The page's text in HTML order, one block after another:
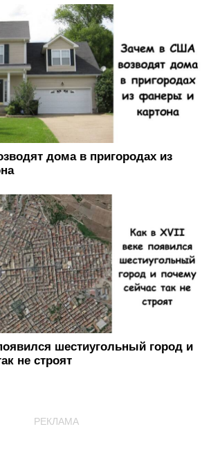
дома в пригородах из
шестиугольный город и
не строят
РЕКЛАМА